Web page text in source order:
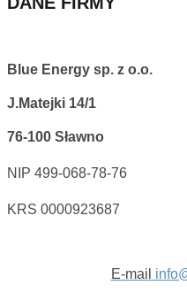
Blue Energy sp. z o.o.
J.Matejki 14/1
76-100 Sławno
NIP 499-068-78-76
KRS 0000923687
E-mail